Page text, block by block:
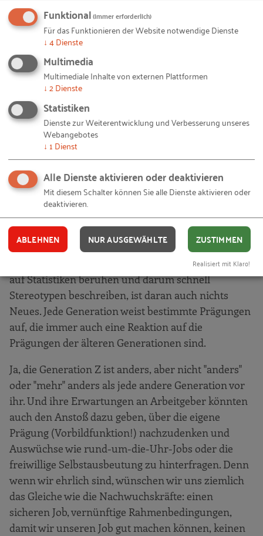
Generation Z werde er sie nicht finden, sagt man.
Alles andere wäre auch verwunderlich. Denn
erstens hat die Generation erlebt, dass man von
heute auf morgen seinen Job los sein kann -
Stichwort Lehmann Brothers. Und zweitens liefern
ihnen die digitalen Medien ständig irgendwelche
Optionen. Warum sollten sie sich festlegen, wenn es
morgen eine bessere Chance gibt? Und das Ganze
vor dem Hintergrund des Fachkräftemangels.
Arbeitgeber müssen sich ziemlich anstrengen,
wenn sie Loyalität einfordern, bekommen werden
sie sie allenfalls auf Zeit.
Generationenversteher?
Abgesehen davon, dass alle diese Zuschreibungen
auf Statistiken beruhen und darum schnell
Stereotypen beschreiben, ist daran auch nichts
Neues. Jede Generation weist bestimmte Prägungen
auf, die immer auch eine Reaktion auf die
Prägungen der älteren Generationen sind.
Ja, die Generation Z ist anders, aber nicht "anders"
oder "mehr" anders als jede andere Generation vor
ihr. Und ihre Erwartungen an Arbeitgeber könnten
auch den Anstoß dazu geben, über die eigene
Prägung (Vorbildfunktion!) nachzudenken und
Auswüchse wie rund-um-die-Uhr-Jobs oder die
freiwillige Selbstausbeutung zu hinterfragen. Denn
wenn wir ehrlich sind, wünschen wir uns ziemlich
das Gleiche wie die Nachwuchskräfte: einen
sicheren Job, vernünftige Rahmenbedingungen,
damit wir unseren Job gut machen können, keinen
Funktional(immer erforderlich)
Für das Funktionieren der Website notwendige Dienste
↓ 4Dienste
Multimedia
Multimediale Inhalte von externen Plattformen
↓ 2Dienste
Statistiken
Dienste zur Weiterentwicklung und Verbesserung unseres
Webangebotes
↓ 1 Dienst
Alle Dienste aktivieren oder deaktivieren
Mit diesem Schalter können Sie alle Dienste aktivieren oder
deaktivieren.
ABLEHNEN NUR AUSGEWÄHLTE ZUSTIMMEN
Realisiert mit Klaro!